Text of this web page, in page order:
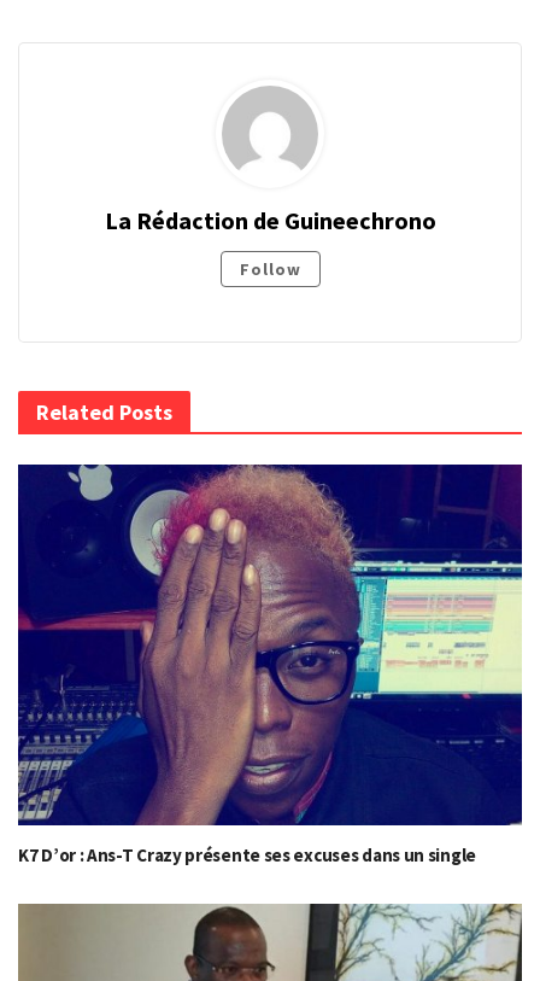
La Rédaction de Guineechrono
Follow
Related Posts
K7 D’or : Ans-T Crazy présente ses excuses dans un single